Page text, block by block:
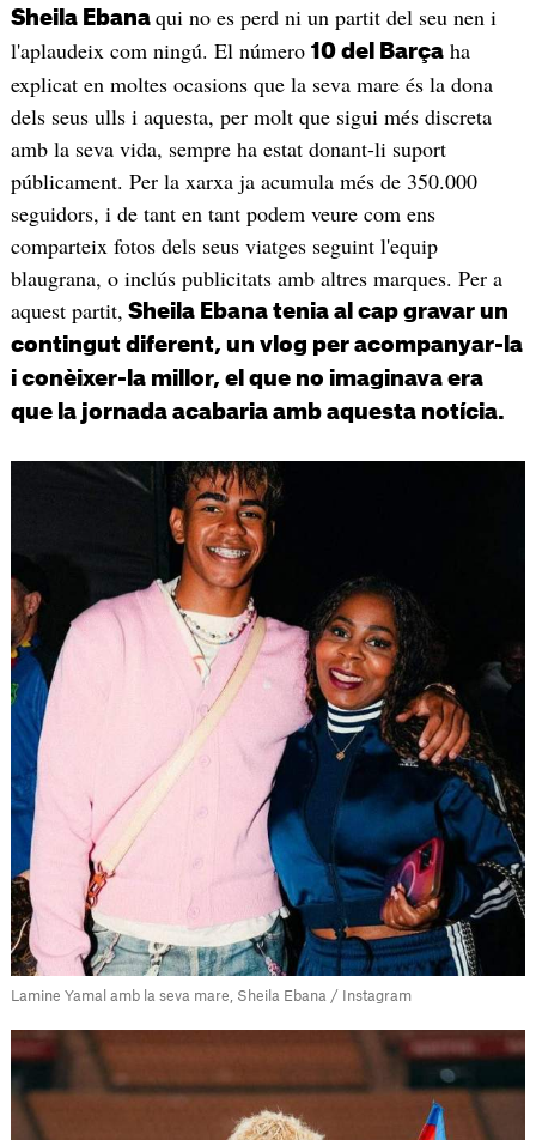
Sheila Ebana qui no es perd ni un partit del seu nen i
l'aplaudeix com ningú. El número 10 del Barçaha
explicat en moltes ocasions que la seva mare és la dona
dels seus ulls i aquesta, per molt que sigui més discreta
amb la seva vida, sempre ha estat donant-li suport
públicament. Per la xarxa ja acumula més de 350.000
seguidors, i de tant en tant podem veure com ens
comparteix fotos dels seus viatges seguint l'equip
blaugrana, o inclús publicitats amb altres marques. Per a
aquest partit, Sheila Ebana tenia al cap gravar un
contingut diferent, un vlog per acompanyar-la
i conèixer-la millor, el que no imaginava era
que la jornada acabaria amb aquesta notícia.
Lamine Yamal amb la seva mare, Sheila Ebana / Instagram